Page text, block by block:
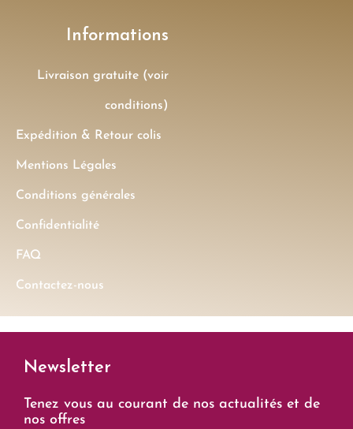
Informations
Livraison gratuite (voir
conditions)
Expédition & Retour colis
Mentions Légales
Conditions générales
Confidentialité
FAQ
Contactez-nous
Newsletter
Tenez vous au courant de nos actualités et de
nos offres